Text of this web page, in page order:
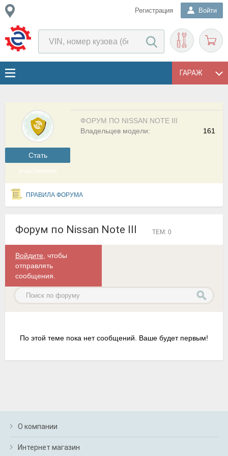
Регистрация Войти
ГАРАЖ
Cтать
участником
ФОРУМ ПО NISSAN NOTE III
161
Владельцев модели:
ПРАВИЛА ФОРУМА
Форум по Nissan Note III ТЕМ: 0
Войдите , чтобы
отправлять
сообщения.
По этой теме пока нет сообщений. Ваше будет первым!
О компании
Интернет магазин